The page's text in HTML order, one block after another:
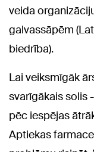
veida
galvassāpēm
biedrība).
Lai veiksmīgāk
svarīgākais solis
pēc iespējas
Aptiekas